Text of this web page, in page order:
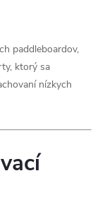
paddleboardov,
ktorý sa
nízkych